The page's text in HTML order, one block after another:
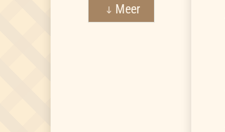
Meer